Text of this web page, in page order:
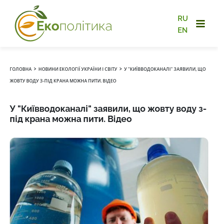
RU
EN
ГОЛОВНА › НОВИНИ ЕКОЛОГІЇ УКРАЇНИ І СВІТУ › У "КИЇВВОДОКАНАЛІ" ЗАЯВИЛИ, ЩО
ЖОВТУ ВОДУ З-ПІД КРАНА МОЖНА ПИТИ. ВІДЕО
У "Київводоканалі" заявили, що жовту воду з-
під крана можна пити. Відео